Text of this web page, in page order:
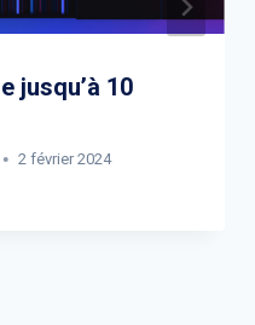
jusqu’à 10
2 février 2024